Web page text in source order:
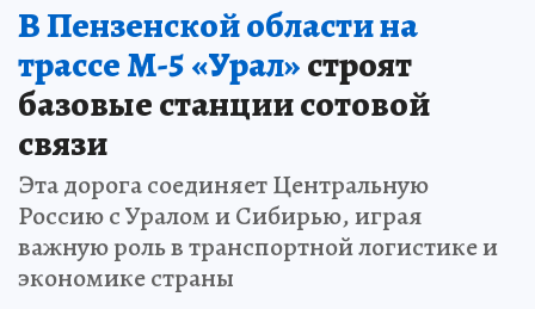
В Пензенской области на
трассе М-5 «Урал»строят
базовые станции сотовой
связи
Эта дорога соединяет Центральную
Россию с Уралом и Сибирью, играя
важную роль в транспортной логистике и
экономике страны